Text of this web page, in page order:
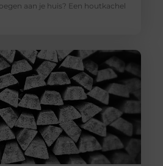
aan je huis? Een houtkachel